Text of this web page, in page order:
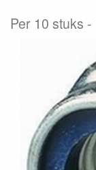
Per 10 stuks